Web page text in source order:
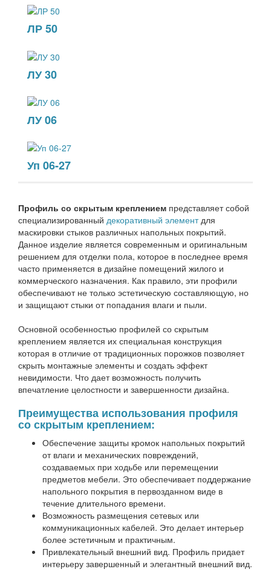
ЛР 50
ЛУ 30
ЛУ 06
Уп 06-27
Профиль со скрытым креплением представляет собой
специализированный декоративный элементдля
маскировки стыков различных напольных покрытий.
Данное изделие является современным и оригинальным
решением для отделки пола, которое в последнее время
часто применяется в дизайне помещений жилого и
коммерческого назначения. Как правило, эти профили
обеспечивают не только эстетическую составляющую, но
и защищают стыки от попадания влаги и пыли.
Основной особенностью профилей со скрытым
креплением является их специальная конструкция
которая в отличие от традиционных порожков позволяет
скрыть монтажные элементы и создать эффект
невидимости. Что дает возможность получить
впечатление целостности и завершенности дизайна.
Преимущества использования профиля
со скрытым креплением:
Обеспечение защиты кромок напольных покрытий
от влаги и механических повреждений,
создаваемых при ходьбе или перемещении
предметов мебели. Это обеспечивает поддержание
напольного покрытия в первозданном виде в
течение длительного времени.
Возможность размещения сетевых или
коммуникационных кабелей. Это делает интерьер
более эстетичным и практичным.
Привлекательный внешний вид. Профиль придает
интерьеру завершенный и элегантный внешний вид.